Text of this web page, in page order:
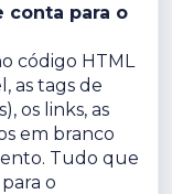
conta para o
código HTML
as tags de
os links, as
em branco
Tudo que
o